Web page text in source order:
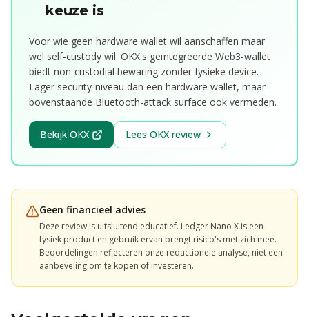
keuze is
Voor wie geen hardware wallet wil aanschaffen maar
wel self-custody wil: OKX's geïntegreerde Web3-wallet
biedt non-custodial bewaring zonder fysieke device.
Lager security-niveau dan een hardware wallet, maar
bovenstaande Bluetooth-attack surface ook vermeden.
Bekijk OKX Lees OKX review
Geen financieel advies
Deze review is uitsluitend educatief. Ledger Nano X is een
fysiek product en gebruik ervan brengt risico's met zich mee.
Beoordelingen reflecteren onze redactionele analyse, niet een
aanbeveling om te kopen of investeren.